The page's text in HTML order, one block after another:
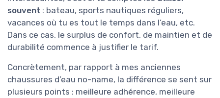
souvent : bateau, sports nautiques réguliers,
vacances où tu es tout le temps dans l’eau, etc.
Dans ce cas, le surplus de confort, de maintien et de
durabilité commence à justifier le tarif.
Concrètement, par rapport à mes anciennes
chaussures d’eau no-name, la différence se sent sur
plusieurs points : meilleure adhérence, meilleure